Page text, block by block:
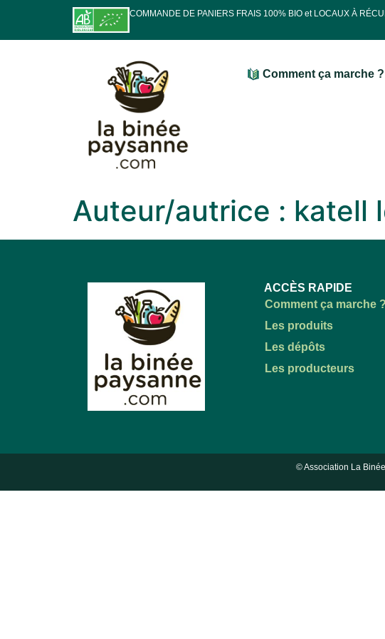
COMMANDE DE PANIERS FRAIS 100% BIO et LOCAUX À
Comment ça marche ?
Auteur/autrice : katell
ACCÈS RAPIDE
Comment ça marche ?
Les produits
Les dépôts
Les producteurs
© Association La